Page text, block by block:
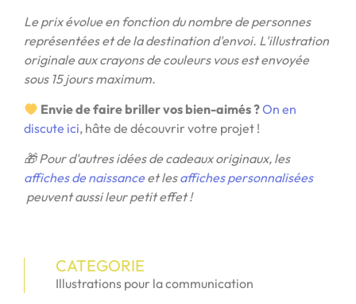
Le prix évolue en fonction du nombre de personnes
représentées et de la destination d'envoi. L'illustration
originale aux crayons de couleurs vous est envoyée
sous 15 jours maximum.
Envie de faire briller vos bien-aimés ?On en
discute ici, hâte de découvrir votre projet !
🎁 Pour d'autres idées de cadeaux originaux, les
affiches de naissance et lesaffiches personnalisées
peuvent aussi leur petit effet !
CATEGORIE
Illustrations pour la communication